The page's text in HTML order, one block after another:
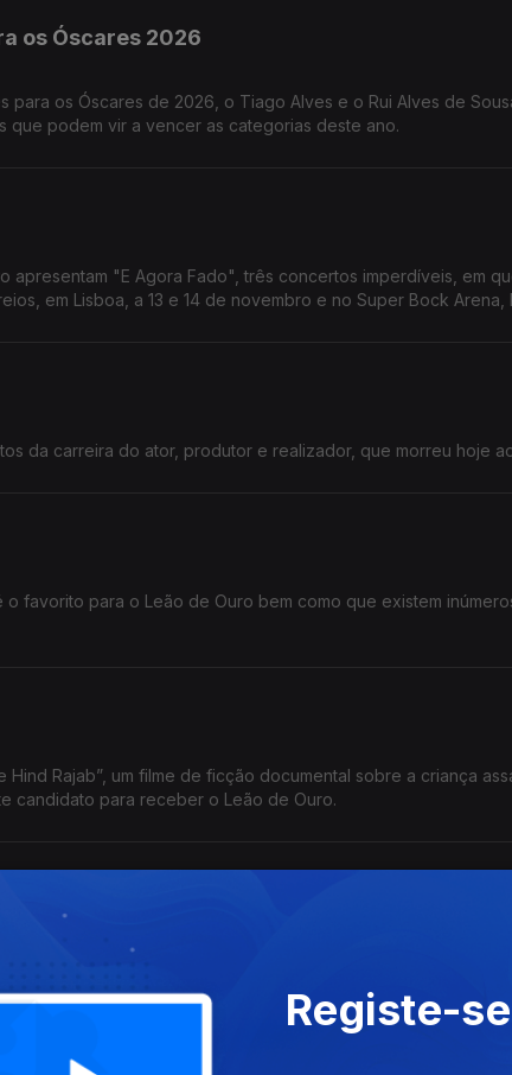
os Óscares 2026
para os Óscares de 2026, o Tiago Alves e o Rui Alves de
que podem vir a vencer as categorias deste ano.
três concertos imperdíveis, em que celebram
em Lisboa, a 13 e 14 de novembro e no Super Bock Arena,
da carreira do ator, produtor e realizador, que morreu hoje
favorito para o Leão de Ouro bem como que existem
Rajab”, um filme de ficção documental sobre a criança
Gaza em janeiro do ano passado. É um forte candidato para receber o Leão de Ouro.
de Gus Van Saint
filme da cineasta Katryn Bigelow e o regresso de Gus Van
Esmagadora
Registe-